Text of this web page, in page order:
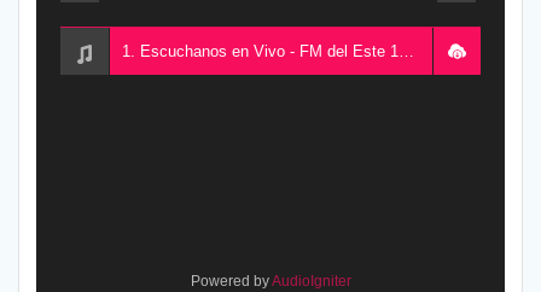
1. Escuchanos en Vivo - FM del Este 100.5, desde Chajarí, Entre Ríos, Argentina
Powered byAudioIgniter